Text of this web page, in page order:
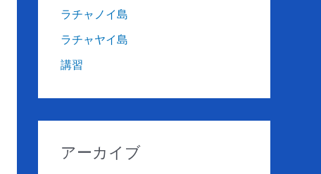
ラチャノイ島
ラチャヤイ島
講習
アーカイブ